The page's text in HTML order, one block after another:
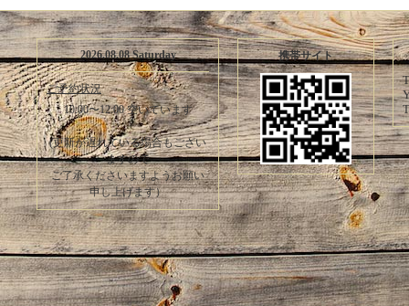
2026.08.08 Saturday
ご予約状況
10:00〜12:00 空いています
(更新が遅れている場合もござい
ますので
ご了承くださいますようお願い
申し上げます）
携帯サイト